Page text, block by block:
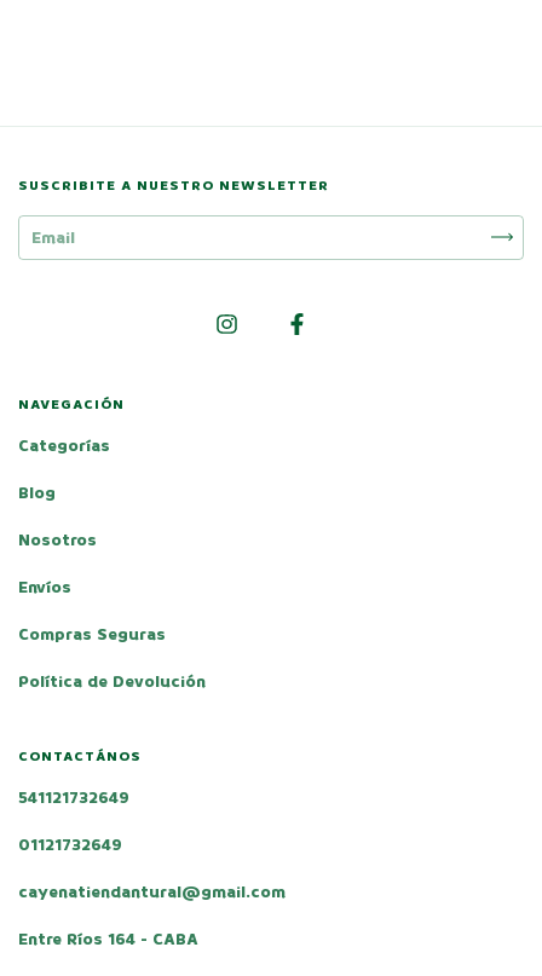
SUSCRIBITE A NUESTRO NEWSLETTER
NAVEGACIÓN
Categorías
Blog
Nosotros
Envíos
Compras Seguras
Política de Devolución
CONTACTÁNOS
541121732649
01121732649
cayenatiendantural@gmail.com
Entre Ríos 164 - CABA